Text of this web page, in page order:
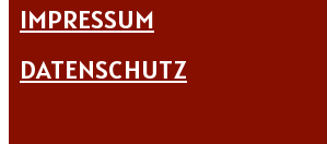
IMPRESSUM
DATENSCHUTZ